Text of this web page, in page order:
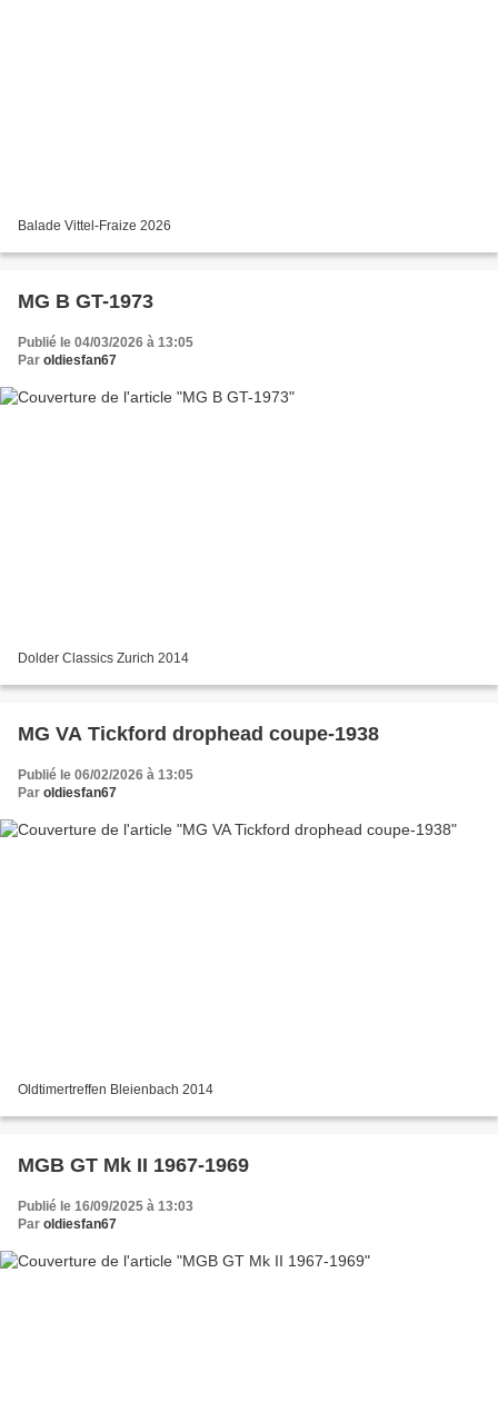
Balade Vittel-Fraize 2026
MG B GT-1973
Publié le 04/03/2026 à 13:05
Par oldiesfan67
Dolder Classics Zurich 2014
MG VA Tickford drophead coupe-1938
Publié le 06/02/2026 à 13:05
Par oldiesfan67
Oldtimertreffen Bleienbach 2014
MGB GT Mk II 1967-1969
Publié le 16/09/2025 à 13:03
Par oldiesfan67